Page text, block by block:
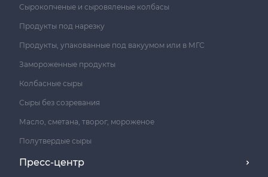
Сырокопченые и сыровяленые колбасы
Продукты под нарезку
Продукты, упакованные под вакуумом или в МГС
Замороженные продукты
Колбасные сыры
Сыры без созревания
Масло, сметана, творог, мороженое
Полутвердые сыры
Пресс-центр